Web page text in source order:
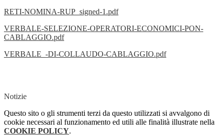
RETI-NOMINA-RUP_signed-1.pdf
VERBALE-SELEZIONE-OPERATORI-ECONOMICI-PON-
CABLAGGIO.pdf
VERBALE_-DI-COLLAUDO-CABLAGGIO.pdf
Notizie
Questo sito o gli strumenti terzi da questo utilizzati si avvalgono di
cookie necessari al funzionamento ed utili alle finalità illustrate nella
COOKIE POLICY.